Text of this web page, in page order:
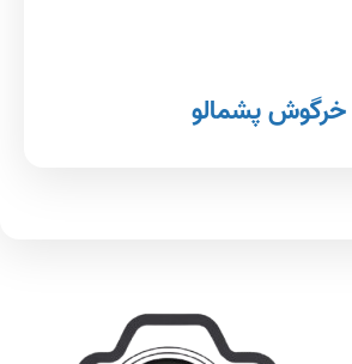
خرگوش پشمالو